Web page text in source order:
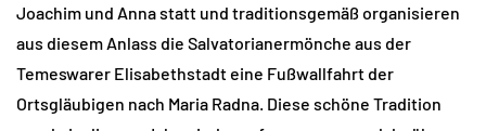
Joachim und Anna statt und traditionsgemäß organisieren
aus diesem Anlass die Salvatorianermönche aus der
Temeswarer Elisabethstadt eine Fußwallfahrt der
Ortsgläubigen nach Maria Radna. Diese schöne Tradition